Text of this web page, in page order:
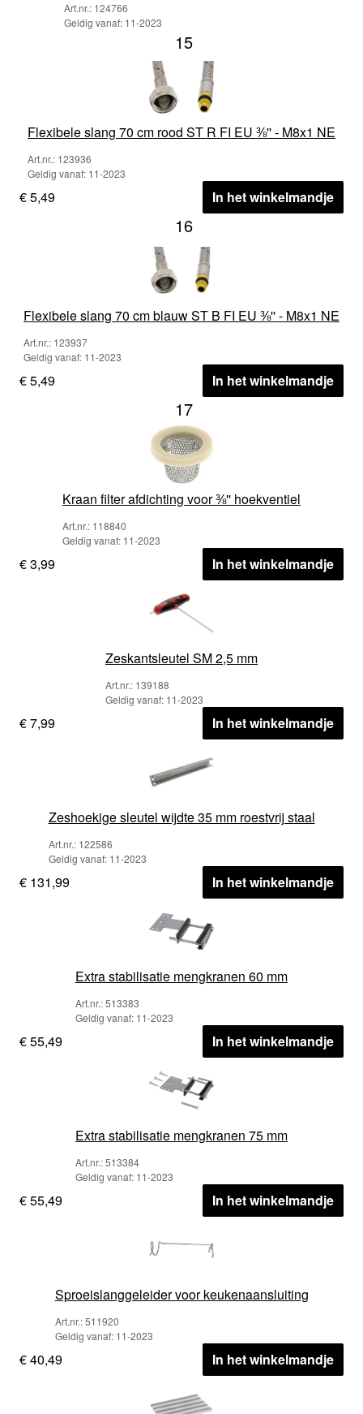
Art.nr.: 124766
Geldig vanaf: 11-2023
15
Flexibele slang 70 cm rood ST R FI EU ⅜'' - M8x1 NE
Art.nr.: 123936
Geldig vanaf: 11-2023
€ 5,49 In het winkelmandje
16
Flexibele slang 70 cm blauw ST B FI EU ⅜'' - M8x1 NE
Art.nr.: 123937
Geldig vanaf: 11-2023
€ 5,49 In het winkelmandje
17
Kraan filter afdichting voor ⅜'' hoekventiel
Art.nr.: 118840
Geldig vanaf: 11-2023
€ 3,99 In het winkelmandje
Zeskantsleutel SM 2,5 mm
Art.nr.: 139188
Geldig vanaf: 11-2023
€ 7,99 In het winkelmandje
Zeshoekige sleutel wijdte 35 mm roestvrij staal
Art.nr.: 122586
Geldig vanaf: 11-2023
€ 131,99 In het winkelmandje
Extra stabilisatie mengkranen 60 mm
Art.nr.: 513383
Geldig vanaf: 11-2023
€ 55,49 In het winkelmandje
Extra stabilisatie mengkranen 75 mm
Art.nr.: 513384
Geldig vanaf: 11-2023
€ 55,49 In het winkelmandje
Sproeislanggeleider voor keukenaansluiting
Art.nr.: 511920
Geldig vanaf: 11-2023
€ 40,49 In het winkelmandje